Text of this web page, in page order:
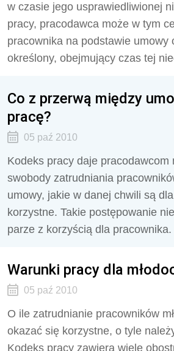
w czasie jego usprawiedliwionej
pracy, pracodawca może w tym
pracownika na podstawie umowy
określony, obejmujący czas tej
Co z przerwą między
pracę?
05 paź 2010
Kodeks pracy daje pracodawcom
swobody zatrudniania
umowy, jakie w danej chwili są
korzystne. Takie postępowanie
parze z korzyścią dla pracownika.
Warunki pracy dla
05 paź 2010
O ile zatrudnianie pracowników
okazać się korzystne, o tyle
Kodeks pracy zawiera wiele